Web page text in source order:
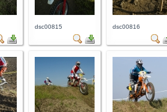
dsc00815 dsc00816